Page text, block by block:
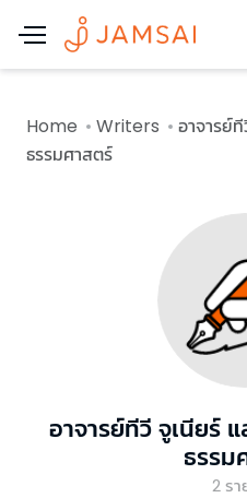
Home Writers
อาจารย์
ธรรมศาสตร์
อาจารย์ทีวี จูเนียร์
ธรรม
2รา